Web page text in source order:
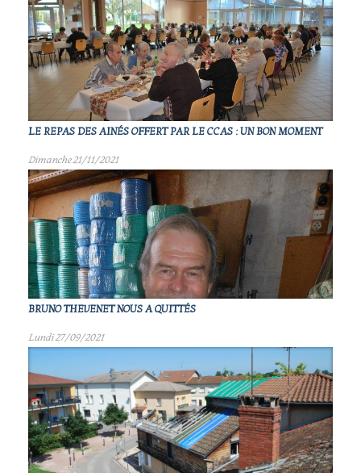
LE REPAS DES AINÉS OFFERT PAR LE CCAS : UN BON MOMENT
Dimanche 21/11/2021
BRUNO THEVENET NOUS A QUITTÉS
Lundi 27/09/2021